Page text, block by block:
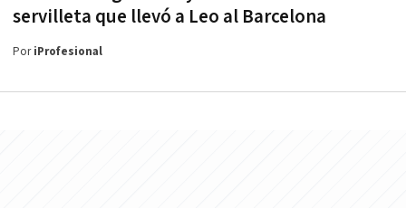
servilleta que llevó a Leo al Barcelona
PoriProfesional